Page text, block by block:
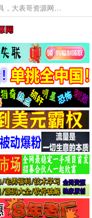
本网站提供资源工具下载，大老表资源工具，大表哥资源网软件工具，大老表资源下载，活动线报福利资源分享,活动线报，大型网游经典游戏，网络热门技术游戏辅助交流与分享。